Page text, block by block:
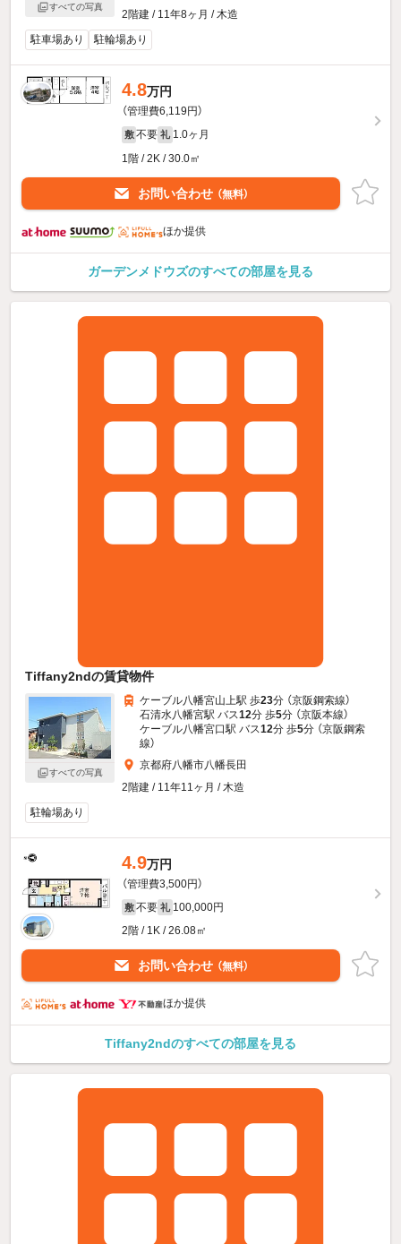
すべての写真
2階建 / 11年8ヶ月 / 木造
駐車場あり
駐輪場あり
4.8万円
（管理費6,119円）
敷 不要 礼 1.0ヶ月
1階 / 2K / 30.0㎡
お問い合わせ （無料）
ほか提供
ガーデンメドウズのすべての部屋を見る
Tiffany2ndの賃貸物件
すべての写真
ケーブル八幡宮山上駅 歩23分 （京阪鋼索線）
石清水八幡宮駅 バス12分 歩5分 （京阪本線）
ケーブル八幡宮口駅 バス12分 歩5分 （京阪鋼索
線）
京都府八幡市八幡長田
2階建 / 11年11ヶ月 / 木造
駐輪場あり
4.9万円
（管理費3,500円）
敷 不要 礼 100,000円
2階 / 1K / 26.08㎡
お問い合わせ （無料）
ほか提供
Tiffany2ndのすべての部屋を見る